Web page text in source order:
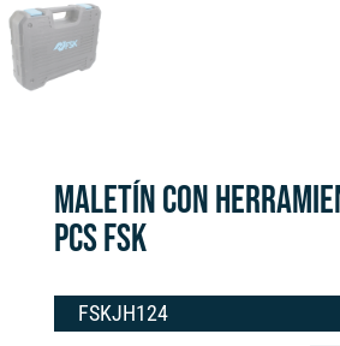
MALETÍN CON
PCS FSK
FSKJH124